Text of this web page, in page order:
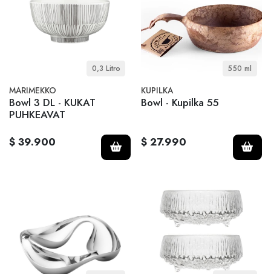
0,3 Litro
MARIMEKKO
Bowl 3 DL - KUKAT
PUHKEAVAT
$ 39.900
550 ml
KUPILKA
Bowl - Kupilka 55
$ 27.990